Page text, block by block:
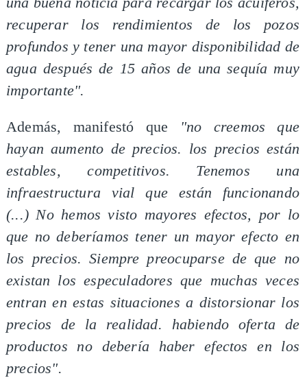
recuperar los rendimientos de los pozos
profundos y tener una mayor disponibilidad de
agua después de 15 años de una sequía muy
importante".
Además, manifestó que "no creemos que
hayan aumento de precios. los precios están
estables, competitivos. Tenemos una
infraestructura vial que están funcionando
(...) No hemos visto mayores efectos, por lo
que no deberíamos tener un mayor efecto en
los precios. Siempre preocuparse de que no
existan los especuladores que muchas veces
entran en estas situaciones a distorsionar los
precios de la realidad. habiendo oferta de
productos no debería haber efectos en los
precios".